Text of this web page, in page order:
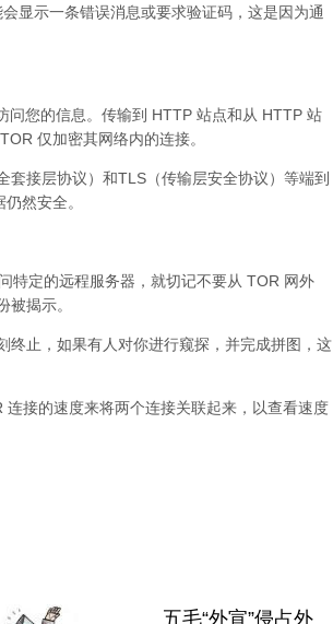
显示一条错误消息或要求验证码，这是因为通
您的信息。传输到 HTTP 站点和从 HTTP 站
仅加密其网络内的连接。
接层协议）和TLS（传输层安全协议）等端到
然安全。
特定的远程服务器，就切记不要从 TOR 网外
被揭示。
终止，如果有人对你进行窥探，并完成拼图，这
接的速度来将两个连接关联起来，以查看速度
五毛“外宣”侵占外